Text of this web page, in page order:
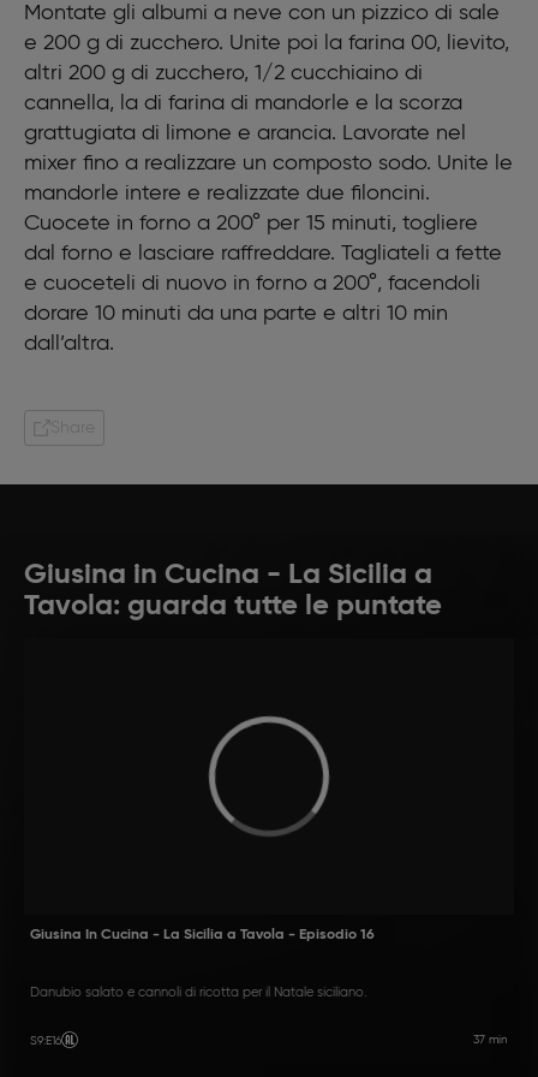
Montate gli albumi a neve con un pizzico di sale
e 200 g di zucchero. Unite poi la farina 00, lievito,
altri 200 g di zucchero, 1/2 cucchiaino di
cannella, la di farina di mandorle e la scorza
grattugiata di limone e arancia. Lavorate nel
mixer fino a realizzare un composto sodo. Unite le
mandorle intere e realizzate due filoncini.
Cuocete in forno a 200° per 15 minuti, togliere
dal forno e lasciare raffreddare. Tagliateli a fette
e cuoceteli di nuovo in forno a 200°, facendoli
dorare 10 minuti da una parte e altri 10 min
dall’altra.
Share
Giusina in Cucina - La Sicilia a
Tavola: guarda tutte le puntate
Giusina In Cucina - La Sicilia a Tavola - Episodio 16
Danubio salato e cannoli di ricotta per il Natale siciliano.
S9:E16 37 min